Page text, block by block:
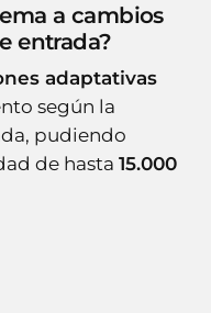
a cambios
entrada?
adaptativas
según la
pudiendo
de hasta 15.000